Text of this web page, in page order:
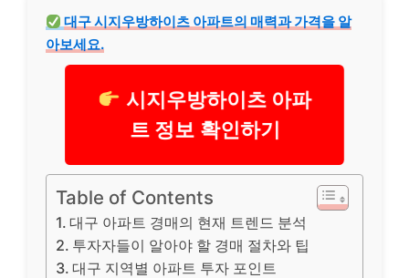
대구 시지우방하이츠 아파트의 매력과 가격을 알
아보세요.
시지우방하이츠 아파
트 정보 확인하기
Table of Contents
대구 아파트 경매의 현재 트렌드 분석
투자자들이 알아야 할 경매 절차와 팁
대구 지역별 아파트 투자 포인트